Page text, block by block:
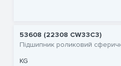
53608 (22308 CW33C3)
Підшипник роликовий
KG